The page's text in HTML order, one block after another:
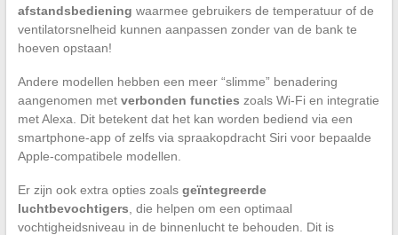
afstandsbediening waarmee gebruikers de temperatuur of de
ventilatorsnelheid kunnen aanpassen zonder van de bank te
hoeven opstaan!
Andere modellen hebben een meer “slimme” benadering
aangenomen met verbonden functies zoals Wi-Fi en integratie
met Alexa. Dit betekent dat het kan worden bediend via een
smartphone-app of zelfs via spraakopdracht Siri voor bepaalde
Apple-compatibele modellen.
Er zijn ook extra opties zoals geïntegreerde
luchtbevochtigers , die helpen om een optimaal
vochtigheidsniveau in de binnenlucht te behouden. Dit is